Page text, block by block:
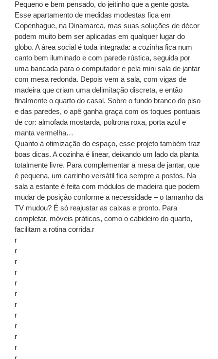
Pequeno e bem pensado, do jeitinho que a gente gosta.
Esse apartamento de medidas modestas fica em
Copenhague, na Dinamarca, mas suas soluções de décor
podem muito bem ser aplicadas em qualquer lugar do
globo. A área social é toda integrada: a cozinha fica num
canto bem iluminado e com parede rústica, seguida por
uma bancada para o computador e pela mini sala de jantar
com mesa redonda. Depois vem a sala, com vigas de
madeira que criam uma delimitação discreta, e então
finalmente o quarto do casal. Sobre o fundo branco do piso
e das paredes, o apê ganha graça com os toques pontuais
de cor: almofada mostarda, poltrona roxa, porta azul e
manta vermelha…
Quanto à otimização do espaço, esse projeto também traz
boas dicas. A cozinha é linear, deixando um lado da planta
totalmente livre. Para complementar a mesa de jantar, que
é pequena, um carrinho versátil fica sempre a postos. Na
sala a estante é feita com módulos de madeira que podem
mudar de posição conforme a necessidade – o tamanho da
TV mudou? É só reajustar as caixas e pronto. Para
completar, móveis práticos, como o cabideiro do quarto,
facilitam a rotina corrida.r
r
r
r
r
r
r
r
r
r
r
r